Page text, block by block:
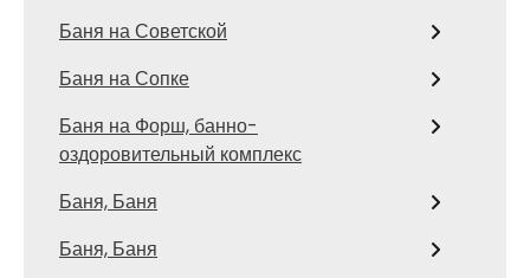
Баня на Советской
Баня на Сопке
Баня на Форш, банно-
оздоровительный комплекс
Баня, Баня
Баня, Баня